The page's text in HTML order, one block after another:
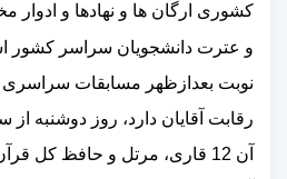
کشوری ارگان ها و نهادها و ادوار
و عترت دانشجویان سراسر کشور
نوبت بعدازظهر مسابقات
آن 12 قاری، مرتل و حافظ کل